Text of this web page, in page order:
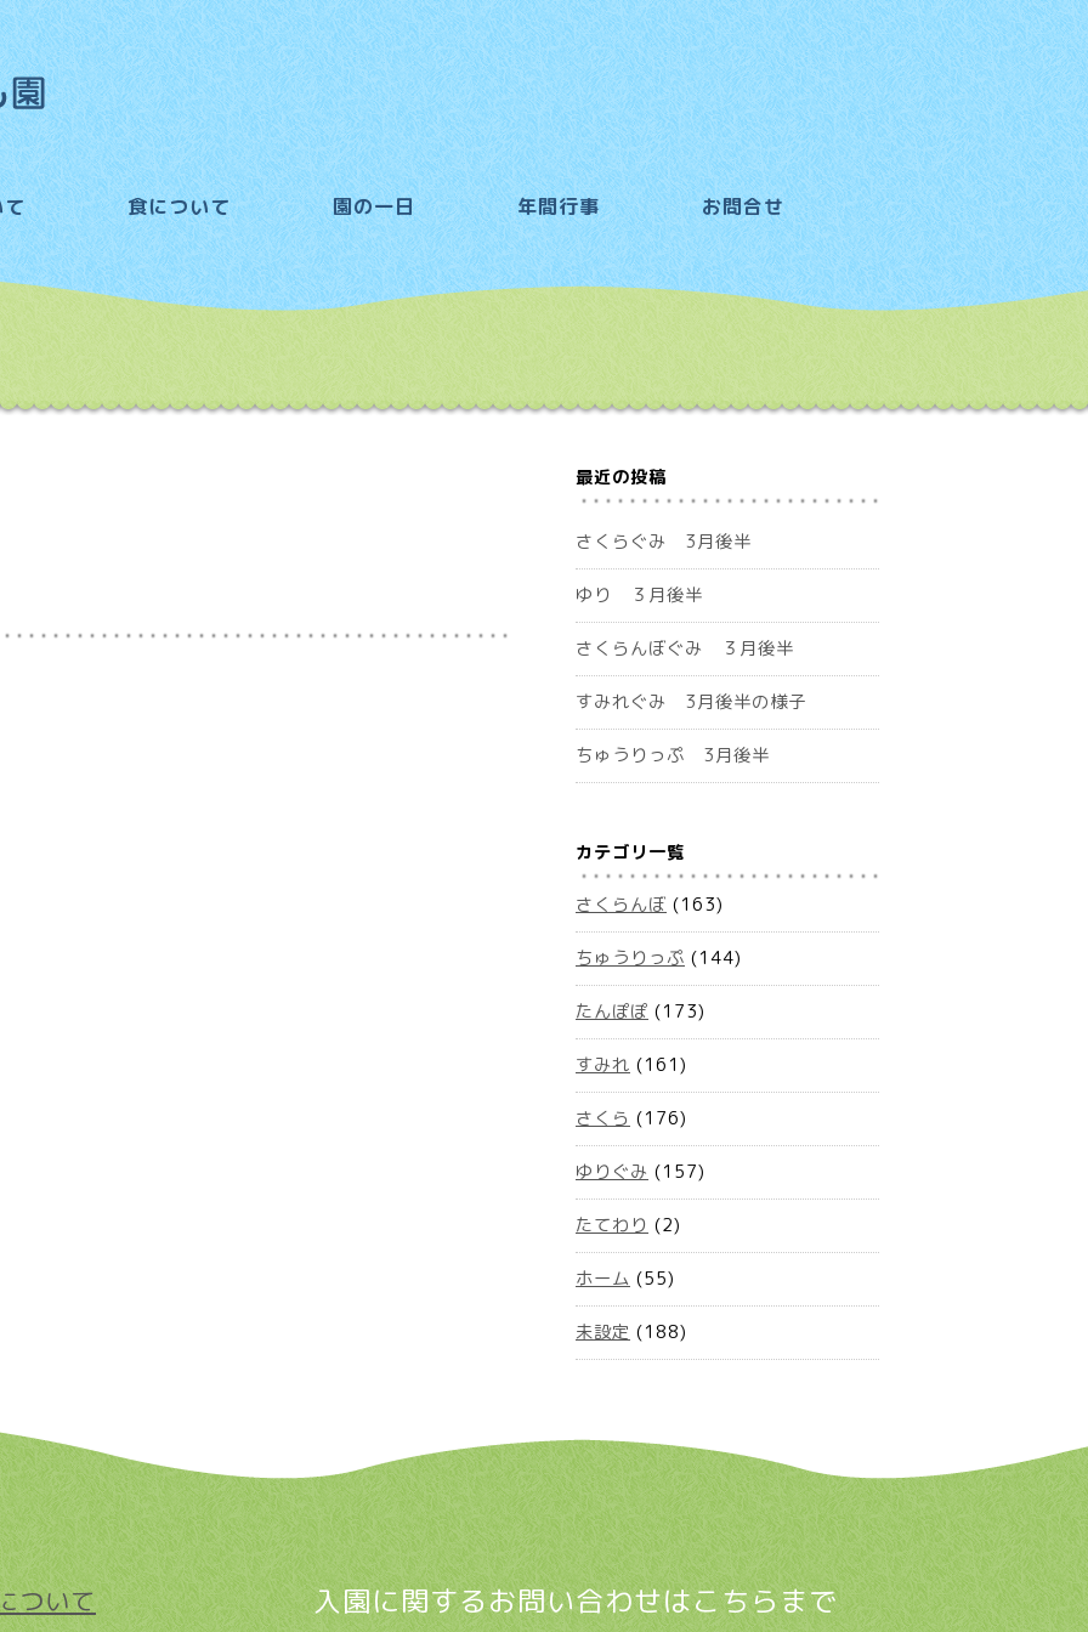
て 食について 園の一日 年間行事 お問合せ
最近の投稿
さくらぐみ 3月後半
ゆり ３月後半
さくらんぼぐみ ３月後半
すみれぐみ 3月後半の様子
ちゅうりっぷ 3月後半
カテゴリ一覧
さくらんぼ (163)
ちゅうりっぷ (144)
たんぽぽ (173)
すみれ (161)
さくら (176)
ゆりぐみ (157)
たてわり (2)
ホーム (55)
未設定 (188)
ついて 入園に関するお問い合わせはこちらまで